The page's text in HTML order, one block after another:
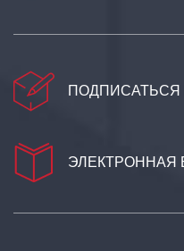
ПОДПИСАТЬСЯ
ЭЛЕКТРОННАЯ